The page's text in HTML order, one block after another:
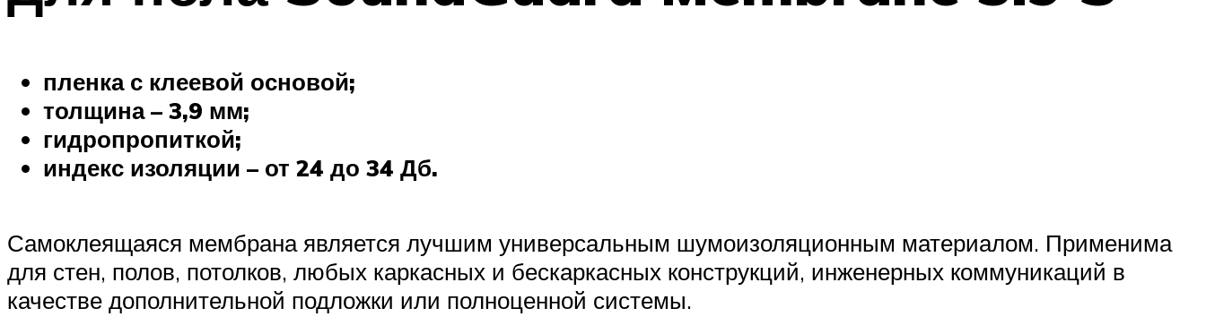
пленка с клеевой основой;
толщина – 3,9 мм;
гидропропиткой;
индекс изоляции – от 24 до 34 Дб.
Самоклеящаяся мембрана является лучшим универсальным шумоизоляционным материалом. Применима
для стен, полов, потолков, любых каркасных и бескаркасных конструкций, инженерных коммуникаций в
качестве дополнительной подложки или полноценной системы.